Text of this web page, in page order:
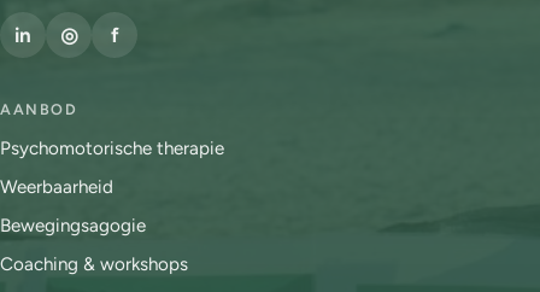
in ◎ f
AANBOD
Psychomotorische therapie
Weerbaarheid
Bewegingsagogie
Coaching & workshops